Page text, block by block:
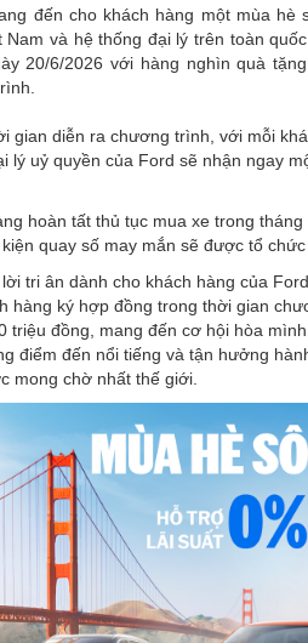
đến cho khách hàng một mùa
Nam và hệ thống đại lý trên toàn
20/6/2026 với hàng nghìn quà
gian diễn ra chương trình, với mỗi
lý uỷ quyền của Ford sẽ nhận ngay
hoàn tất thủ tục mua xe trong
quay số may mắn sẽ được tổ
tri ân dành cho khách hàng của
hàng ký hợp đồng trong thời gian
triệu đồng, mang đến cơ hội hòa
điểm đến nổi tiếng và tận hưởng
mong chờ nhất thế giới.